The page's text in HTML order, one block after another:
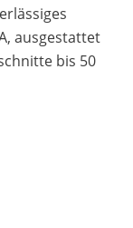
ausgestattet
bis 50